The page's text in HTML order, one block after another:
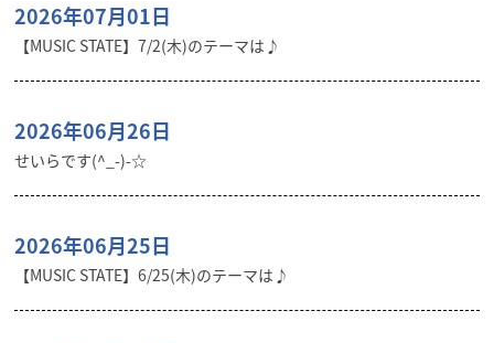
2026年07月01日
【MUSIC STATE】7/2(木)のテーマは♪
2026年06月26日
せいらです(^_-)-☆
2026年06月25日
【MUSIC STATE】6/25(木)のテーマは♪